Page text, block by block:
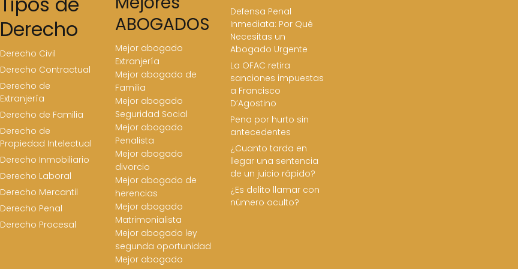
Derecho
Derecho Civil
Derecho Contractual
Derecho de
Extranjería
Derecho de Familia
Derecho de
Propiedad Intelectual
Derecho Inmobiliario
Derecho Laboral
Derecho Mercantil
Derecho Penal
Derecho Procesal
ABOGADOS
Mejor abogado
Extranjería
Mejor abogado de
Familia
Mejor abogado
Seguridad Social
Mejor abogado
Penalista
Mejor abogado
divorcio
Mejor abogado de
herencias
Mejor abogado
Matrimonialista
Mejor abogado ley
segunda oportunidad
Mejor abogado
Defensa Penal
Inmediata: Por Qué
Necesitas un
Abogado Urgente
La OFAC retira
sanciones impuestas
a Francisco
D’Agostino
Pena por hurto sin
antecedentes
¿Cuanto tarda en
llegar una sentencia
de un juicio rápido?
¿Es delito llamar con
número oculto?